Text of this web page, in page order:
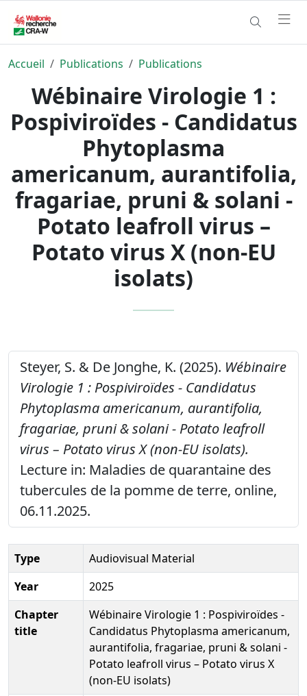
Accueil Publications Publications
Wébinaire Virologie 1 :
Pospiviroïdes - Candidatus
Phytoplasma
americanum, aurantifolia,
fragariae, pruni & solani -
Potato leafroll virus –
Potato virus X (non‐EU
isolats)
Steyer, S. & De Jonghe, K. (2025). Wébinaire
Virologie 1 : Pospiviroïdes - Candidatus
Phytoplasma americanum, aurantifolia,
fragariae, pruni & solani - Potato leafroll
virus – Potato virus X (non‐EU isolats).
Lecture in: Maladies de quarantaine des
tubercules de la pomme de terre, online,
06.11.2025.
Type
Audiovisual Material
Year
2025
Chapter
title
Wébinaire Virologie 1 : Pospiviroïdes -
Candidatus Phytoplasma americanum,
aurantifolia, fragariae, pruni & solani -
Potato leafroll virus – Potato virus X
(non‐EU isolats)